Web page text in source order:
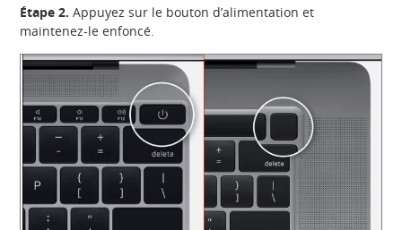
Étape 2. Appuyez sur le bouton d’alimentation et
maintenez-le enfoncé.